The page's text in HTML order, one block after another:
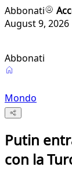
Abbonati
August 9, 2026
Abbonati
Mondo
Putin
con la